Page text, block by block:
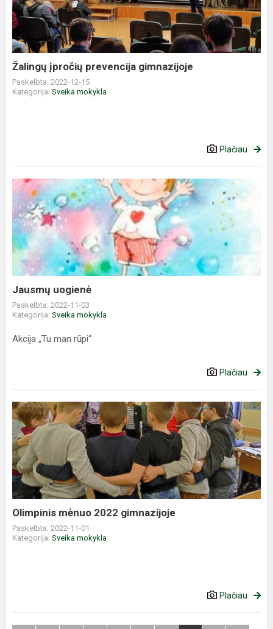
gimnazijoje
Žalingų įpročių prevencija gimnazijoje
Paskelbta: 2022-12-15
Kategorija: Sveika mokykla
Plačiau
Jausmų
uogienė
Jausmų uogienė
Paskelbta: 2022-11-03
Kategorija: Sveika mokykla
Akcija „Tu man rūpi“
Plačiau
Olimpinis
mėnuo
2022
gimnazijoje
Olimpinis mėnuo 2022 gimnazijoje
Paskelbta: 2022-11-01
Kategorija: Sveika mokykla
Plačiau